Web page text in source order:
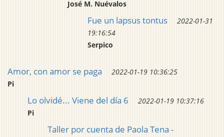
José M. Nuévalos
Fue un lapsus tontus
2022-01-31
19:16:54
Serpico
Amor, con amor se paga
2022-01-19 10:36:25
Pi
Lo olvidé... Viene del día 6
2022-01-19 10:37:16
Pi
Taller por cuenta de Paola Tena -